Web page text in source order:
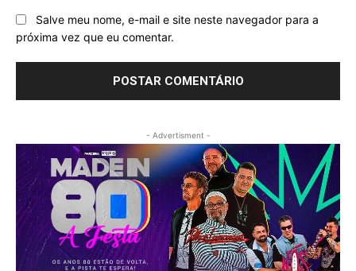
Salve meu nome, e-mail e site neste navegador para a
próxima vez que eu comentar.
- Advertisment -